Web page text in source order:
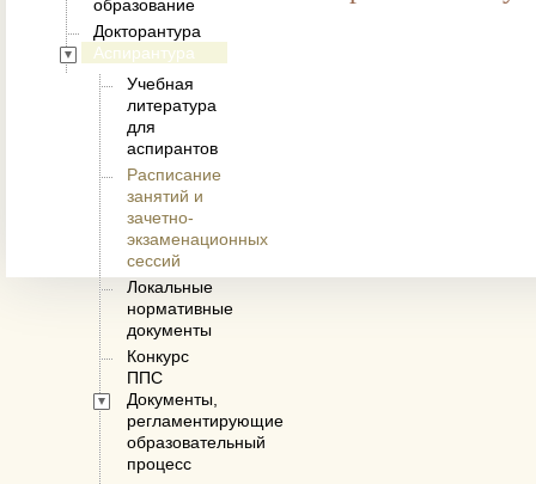
образование
Докторантура
Аспирантура
Учебная
литература
для
аспирантов
Расписание
занятий и
зачетно-
экзаменационных
сессий
Локальные
нормативные
документы
Конкурс
ППС
Документы,
регламентирующие
образовательный
процесс